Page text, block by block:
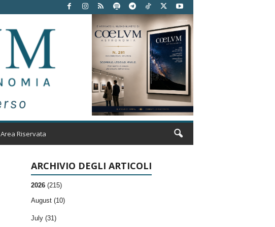
Area Riservata
ARCHIVIO DEGLI ARTICOLI
2026 (215)
August (10)
July (31)